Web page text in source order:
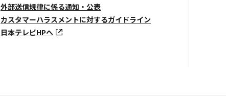
外部送信規律に係る通知・公表
カスタマーハラスメントに対するガイドライン
日本テレビHPへ